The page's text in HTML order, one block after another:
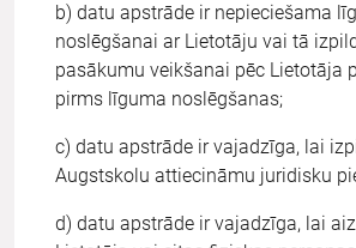
b) datu apstrāde ir nepieciešama
noslēgšanai ar Lietotāju vai tā
pasākumu veikšanai pēc Lietotāja
pirms līguma noslēgšanas;
c) datu apstrāde ir vajadzīga, lai
Augstskolu attiecināmu juridisku
d) datu apstrāde ir vajadzīga, lai